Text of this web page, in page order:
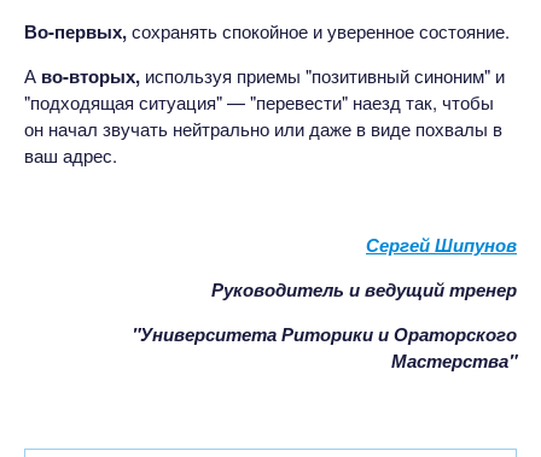
Во-первых,сохранять спокойное и уверенное состояние.
А во-вторых, используя приемы "позитивный синоним" и
"подходящая ситуация" — "перевести" наезд так, чтобы
он начал звучать нейтрально или даже в виде похвалы в
ваш адрес.
Сергей Шипунов
Руководитель и ведущий тренер
"Университета Риторики иОраторского
Мастерства"